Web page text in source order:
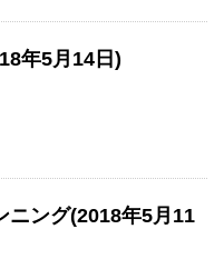
年5月14日)
ニング(2018年5月11